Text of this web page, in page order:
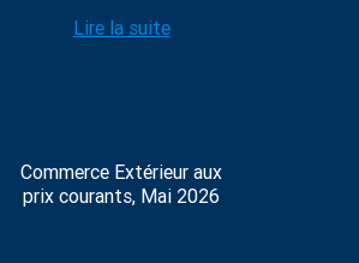
Lire la suite
Commerce Extérieur aux
prix courants, Mai 2026